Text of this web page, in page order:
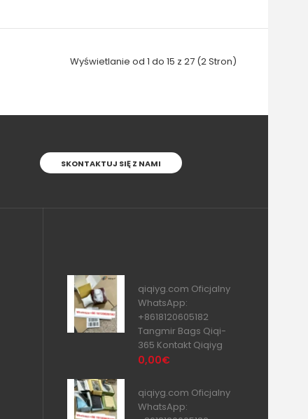
Wyświetlanie od 1 do 15 z 27 (2 Stron)
SKONTAKTUJ SIĘ Z NAMI
qiqiyg.com Oficjalny
WhatsApp:
+8618120605182
Tangmir Bags Qiqi-
365 Kontakt Qiqiyg
0,00€
qiqiyg.com Oficjalny
WhatsApp: